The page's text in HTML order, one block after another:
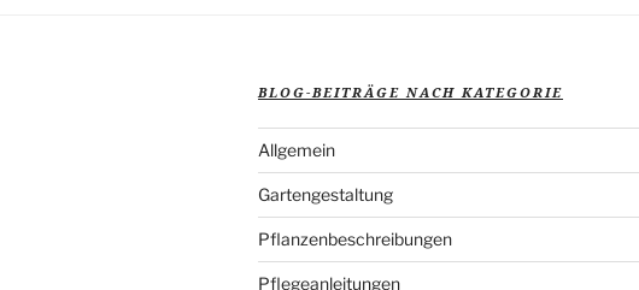
BLOG-BEITRÄGE NACH KATEGORIE
Allgemein
Gartengestaltung
Pflanzenbeschreibungen
Pflegeanleitungen